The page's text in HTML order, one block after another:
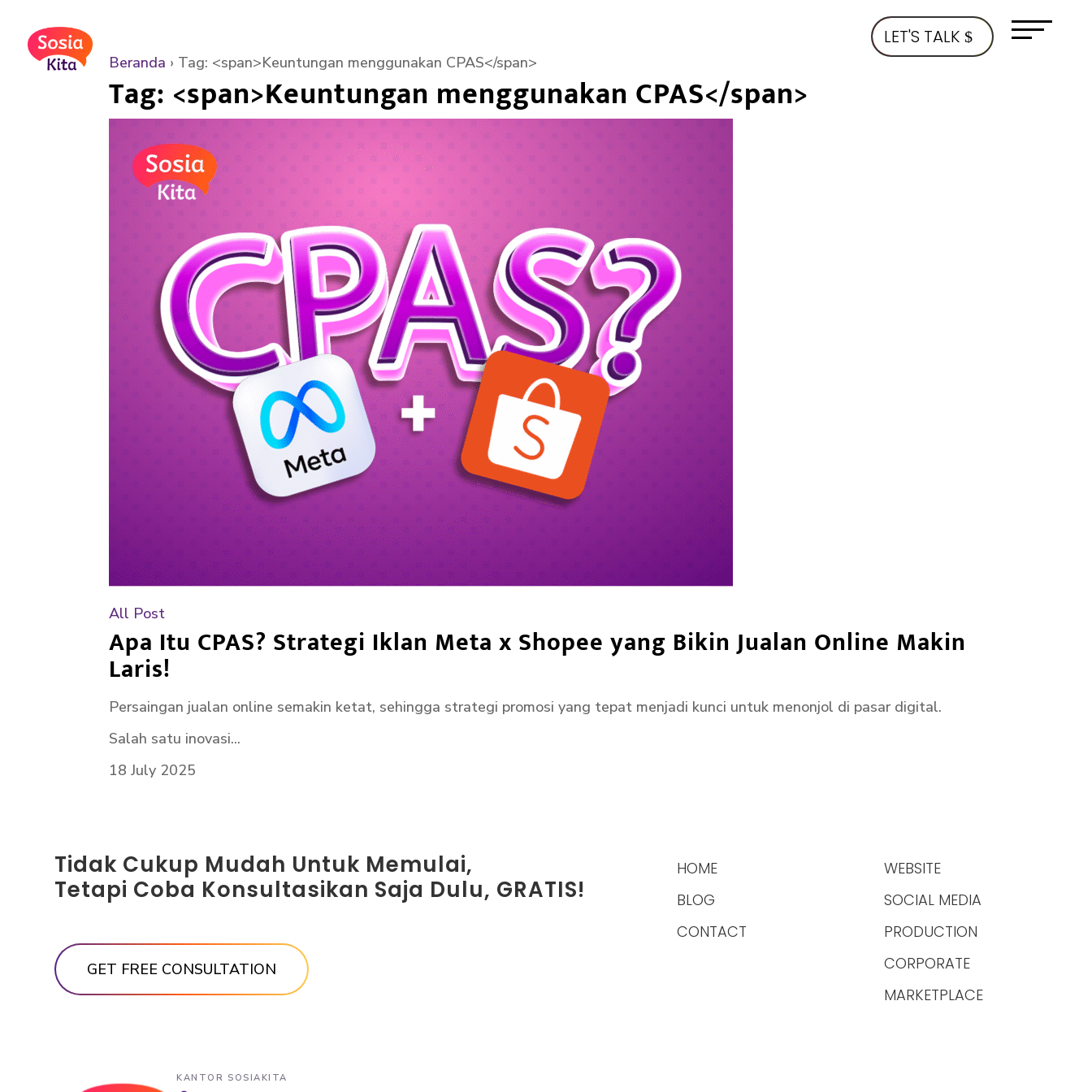
LET'S TALK
Beranda › Tag: <span>Keuntungan menggunakan CPAS</span>
Tag: <span>Keuntungan menggunakan CPAS</span>
All Post
Apa Itu CPAS? Strategi Iklan Meta x Shopee yang Bikin Jualan Online Makin
Laris!
Persaingan jualan online semakin ketat, sehingga strategi promosi yang tepat menjadi kunci untuk menonjol di pasar digital.
Salah satu inovasi...
18 July 2025
Tidak Cukup Mudah Untuk Memulai,
Tetapi Coba Konsultasikan Saja Dulu, GRATIS!
HOME
BLOG
CONTACT
WEBSITE
SOCIAL MEDIA
PRODUCTION
CORPORATE
MARKETPLACE
KANTOR SOSIAKITA